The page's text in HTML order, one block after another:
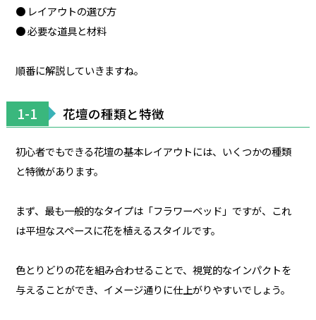
● レイアウトの選び方
● 必要な道具と材料
順番に解説していきますね。
1-1 花壇の種類と特徴
初心者でもできる花壇の基本レイアウトには、いくつかの種類
と特徴があります。
まず、最も一般的なタイプは「フラワーベッド」ですが、これ
は平坦なスペースに花を植えるスタイルです。
色とりどりの花を組み合わせることで、視覚的なインパクトを
与えることができ、イメージ通りに仕上がりやすいでしょう。